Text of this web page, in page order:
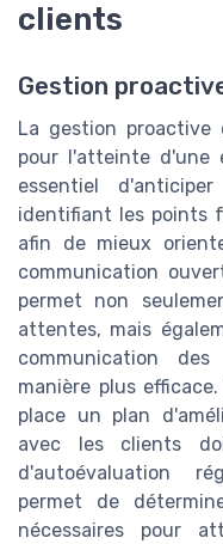
clients
Gestion
La gestion
pour l'atteinte d'une
essentiel
identifiant les points
afin de mieux
communication
permet non
attentes, mais
communication
manière plus
place un plan
avec les clients
d'autoévaluation
permet de
nécessaires pour